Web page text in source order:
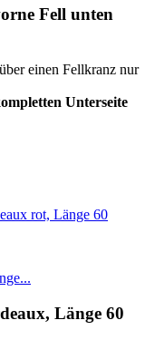
Fell unten
einen Fellkranz nur
Unterseite
Länge 60